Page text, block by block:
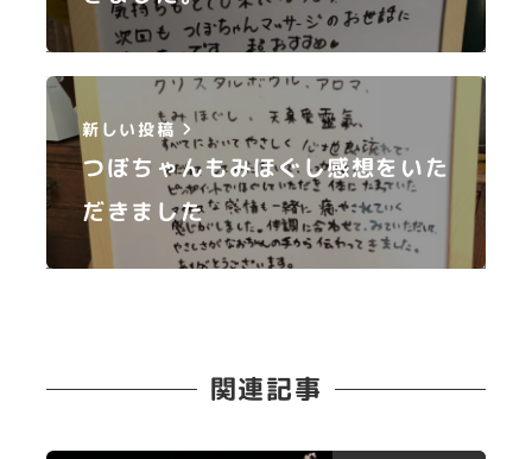
新しい投稿
つぼちゃんもみほぐし感想をいた
だきました
関連記事